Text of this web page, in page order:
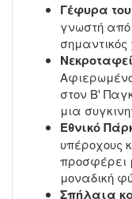
Γέφυρα
γνωστή από
στον Β'
μια
Εθνικό
υπέροχους
προσφέρει
μοναδική
Σπήλαια